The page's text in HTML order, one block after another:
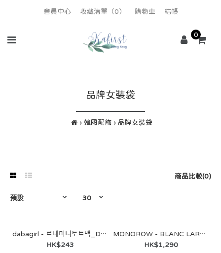
會員中心 收藏清單（0） 購物車 結帳
0
品牌女裝袋
韓國配飾 品牌女裝袋
商品比較(0)
dabagirl - 르네미니토트백_D2BA♡韓國女裝袋
HK$243
MONOROW - BLANC LARGE CAMEL
HK$1,290